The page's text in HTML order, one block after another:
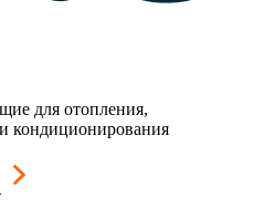
для отопления,
кондиционирования